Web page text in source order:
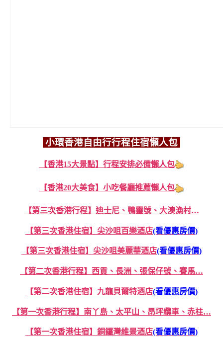
小環香港自由行行程住宿懶人包
【香港15大景點】行程安排必備懶人包
【香港20大美食】小吃餐廳推薦懶人包
【第三次香港行程】迪士尼、鴨靈號、大澳漁村…
【第三次香港住宿】尖沙咀百樂酒店(看優惠房價)
【第三次香港住宿】尖沙咀美麗華酒店(看優惠房價)
【第二次香港行程】西貢、長洲、張保仔號、賽馬…
【第二次香港住宿】九龍貝爾特酒店(看優惠房價)
【第一次香港行程】南丫島、太平山、昂坪纜車、赤柱…
【第一次香港住宿】銅鑼灣維景酒店(看優惠房價)